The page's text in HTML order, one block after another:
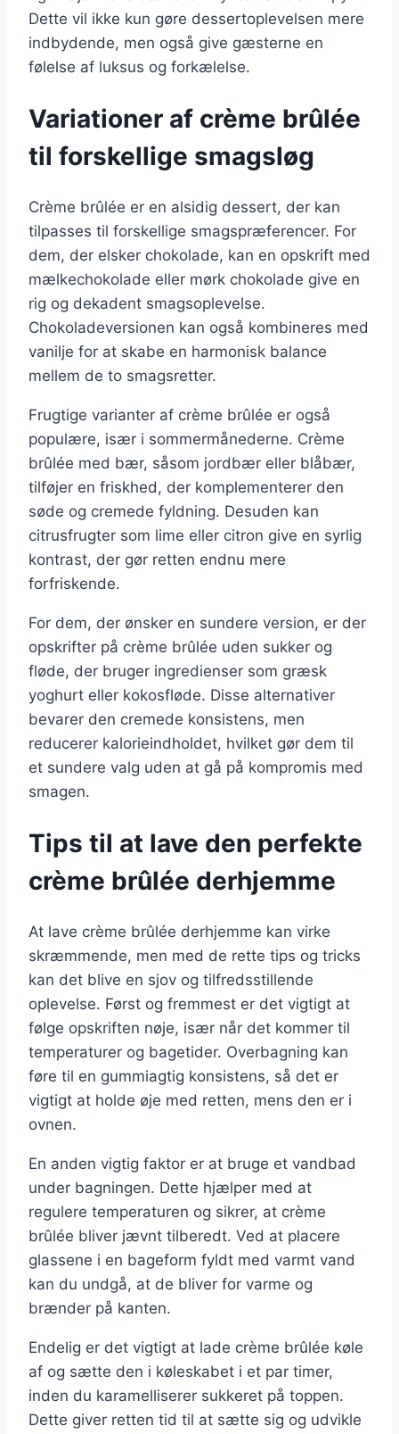
Dette vil ikke kun gøre dessertoplevelsen mere
indbydende, men også give gæsterne en
følelse af luksus og forkælelse.
Variationer af crème brûlée
til forskellige smagsløg
Crème brûlée er en alsidig dessert, der kan
tilpasses til forskellige smagspræferencer. For
dem, der elsker chokolade, kan en opskrift med
mælkechokolade eller mørk chokolade give en
rig og dekadent smagsoplevelse.
Chokoladeversionen kan også kombineres med
vanilje for at skabe en harmonisk balance
mellem de to smagsretter.
Frugtige varianter af crème brûlée er også
populære, især i sommermånederne. Crème
brûlée med bær, såsom jordbær eller blåbær,
tilføjer en friskhed, der komplementerer den
søde og cremede fyldning. Desuden kan
citrusfrugter som lime eller citron give en syrlig
kontrast, der gør retten endnu mere
forfriskende.
For dem, der ønsker en sundere version, er der
opskrifter på crème brûlée uden sukker og
fløde, der bruger ingredienser som græsk
yoghurt eller kokosfløde. Disse alternativer
bevarer den cremede konsistens, men
reducerer kalorieindholdet, hvilket gør dem til
et sundere valg uden at gå på kompromis med
smagen.
Tips til at lave den perfekte
crème brûlée derhjemme
At lave crème brûlée derhjemme kan virke
skræmmende, men med de rette tips og tricks
kan det blive en sjov og tilfredsstillende
oplevelse. Først og fremmest er det vigtigt at
følge opskriften nøje, især når det kommer til
temperaturer og bagetider. Overbagning kan
føre til en gummiagtig konsistens, så det er
vigtigt at holde øje med retten, mens den er i
ovnen.
En anden vigtig faktor er at bruge et vandbad
under bagningen. Dette hjælper med at
regulere temperaturen og sikrer, at crème
brûlée bliver jævnt tilberedt. Ved at placere
glassene i en bageform fyldt med varmt vand
kan du undgå, at de bliver for varme og
brænder på kanten.
Endelig er det vigtigt at lade crème brûlée køle
af og sætte den i køleskabet i et par timer,
inden du karamelliserer sukkeret på toppen.
Dette giver retten tid til at sætte sig og udvikle